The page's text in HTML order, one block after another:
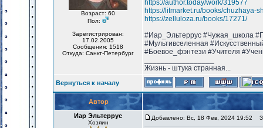
Возраст: 60
Пол:
Зарегистрирован:
17.02.2005
Сообщения: 1518
Откуда: Санкт-Петербург
https://author.today/work/319577
https://litmarket.ru/books/chuzhaya-
https://zelluloza.ru/books/17271/
#Иар_Эльтеррус #Чужая_школа
#Мультивселенная
#Боевое_фэнтези #Учителя
Жизнь - штука странная...
Вернуться к началу
Автор
Иар Эльтеррус
Хозяин
Добавлено: Вс, 18 Фев, 2024 19:52